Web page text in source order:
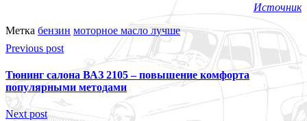
Источник
Метка бензин моторное масло лучше
Previous post
Тюнинг салона ВАЗ 2105 – повышение комфорта
популярными методами
Next post